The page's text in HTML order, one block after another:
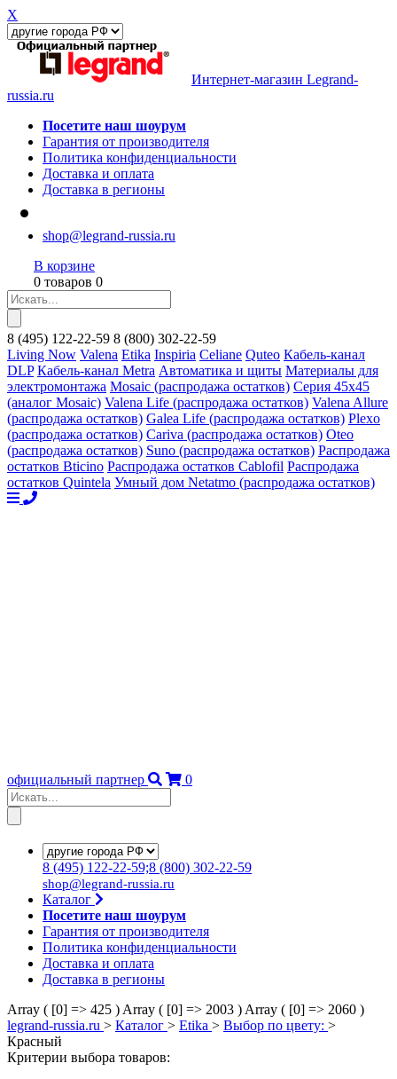
X
Интернет-магазин Legrand-
russia.ru
Посетите наш шоурум
Гарантия от производителя
Политика конфиденциальности
Доставка и оплата
Доставка в регионы
shop@legrand-russia.ru
В корзине
0 товаров 0
8 (495) 122-22-59 8 (800) 302-22-59
Living Now Valena Etika Inspiria Celiane Quteo Кабель-канал
DLP Кабель-канал Metra Автоматика и щиты Материалы для
электромонтажа Mosaic (распродажа остатков) Серия 45х45
(аналог Mosaic) Valena Life (распродажа остатков) Valena Allure
(распродажа остатков) Galea Life (распродажа остатков) Plexo
(распродажа остатков) Cariva (распродажа остатков) Oteo
(распродажа остатков) Suno (распродажа остатков) Распродажа
остатков Bticino Распродажа остатков Cablofil Распродажа
остатков Quintela Умный дом Netatmo (распродажа остатков)
официальный партнер 0
8 (495) 122-22-59;8 (800) 302-22-59
shop@legrand-russia.ru
Каталог
Посетите наш шоурум
Гарантия от производителя
Политика конфиденциальности
Доставка и оплата
Доставка в регионы
Array ( [0] => 425 ) Array ( [0] => 2003 ) Array ( [0] => 2060 )
legrand-russia.ru > Каталог > Etika > Выбор по цвету: >
Красный
Критерии выбора товаров: